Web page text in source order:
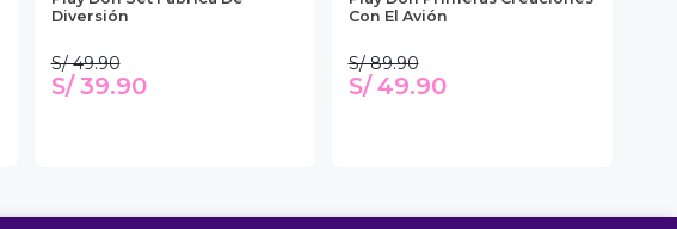
Diversión
S/ 49.90
S/ 39.90
Con El Avión
S/ 89.90
S/ 49.90